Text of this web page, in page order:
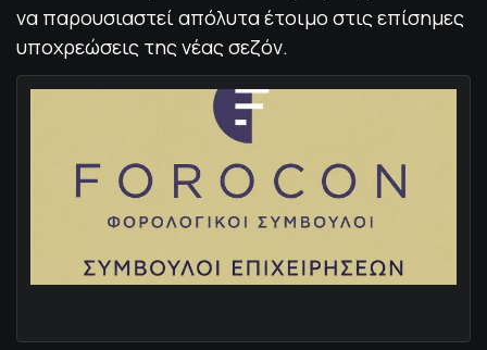
να παρουσιαστεί απόλυτα έτοιμο στις επίσημες
υποχρεώσεις της νέας σεζόν.